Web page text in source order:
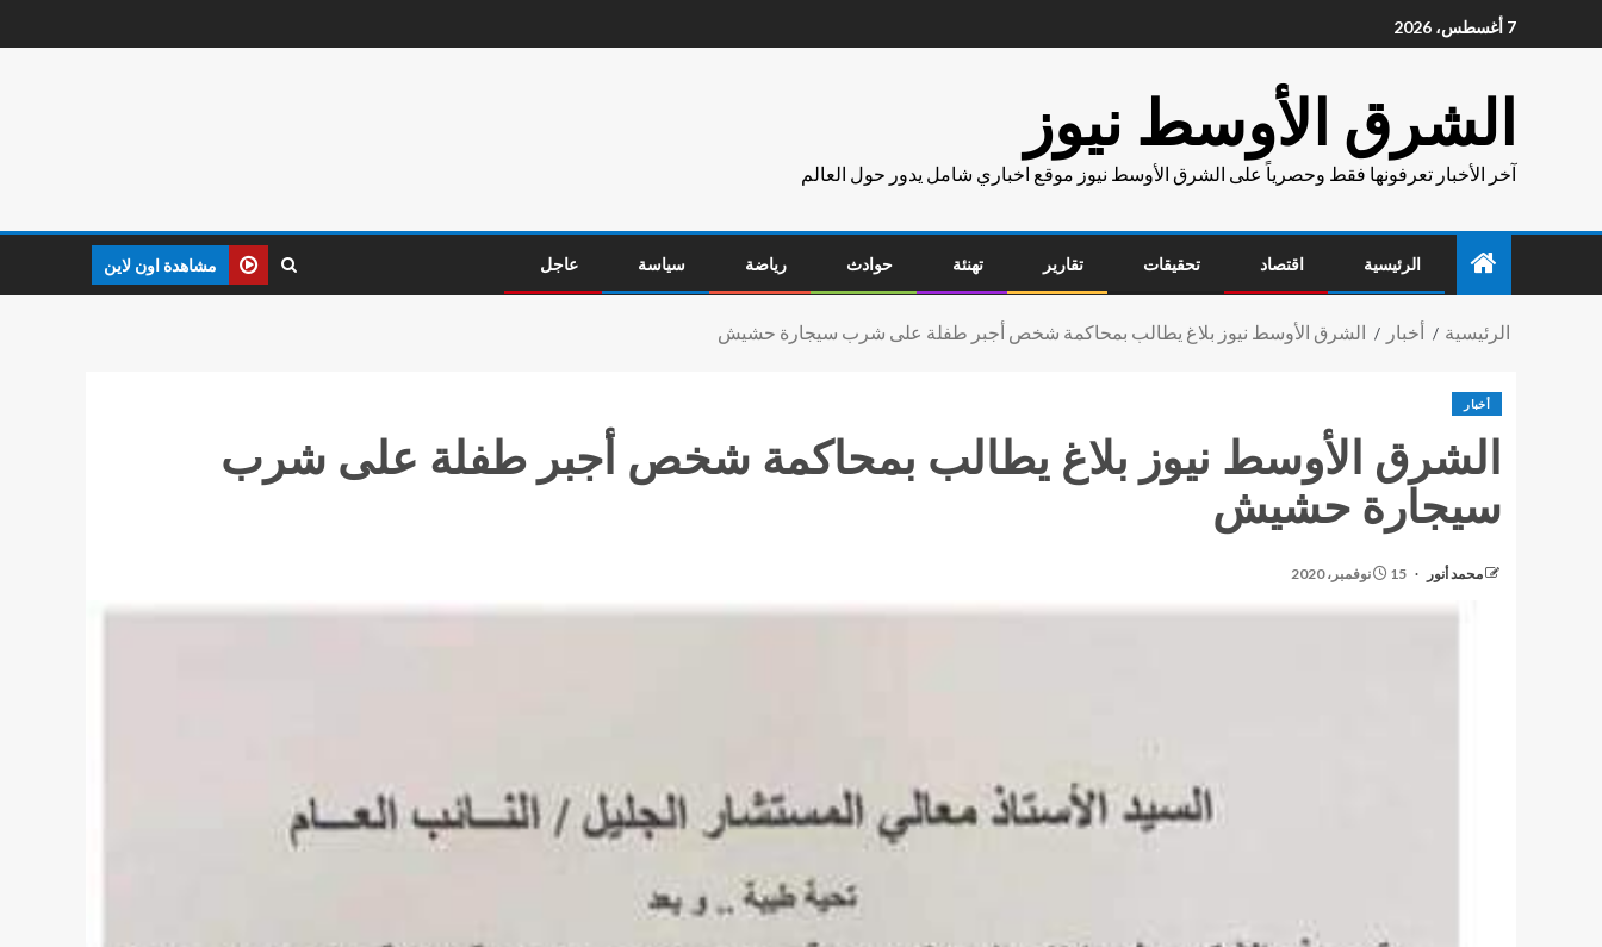
7 أغسطس، 2026
الشرق الأوسط نيوز
آخر الأخبار تعرفونها فقط وحصرياً على الشرق الأوسط نيوز موقع اخباري شامل يدور حول العالم
الرئيسية اقتصاد تحقيقات تقارير تهنئة حوادث رياضة سياسة عاجل مشاهدة اون لاين
الرئيسية أخبار الشرق الأوسط نيوز بلاغ يطالب بمحاكمة شخص أجبر طفلة على شرب سيجارة حشيش
أخبار
الشرق الأوسط نيوز بلاغ يطالب بمحاكمة شخص أجبر طفلة على شرب
سيجارة حشيش
محمد أنور 15 نوفمبر، 2020